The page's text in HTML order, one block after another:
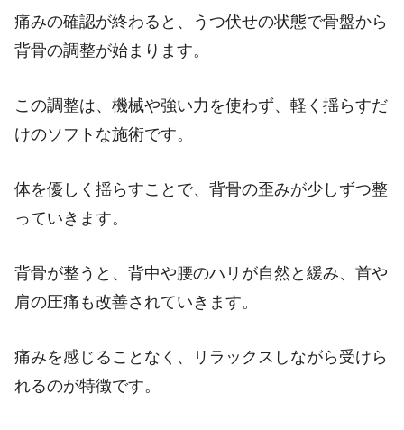
痛みの確認が終わると、うつ伏せの状態で骨盤から
背骨の調整が始まります。
この調整は、機械や強い力を使わず、軽く揺らすだ
けのソフトな施術です。
体を優しく揺らすことで、背骨の歪みが少しずつ整
っていきます。
背骨が整うと、背中や腰のハリが自然と緩み、首や
肩の圧痛も改善されていきます。
痛みを感じることなく、リラックスしながら受けら
れるのが特徴です。